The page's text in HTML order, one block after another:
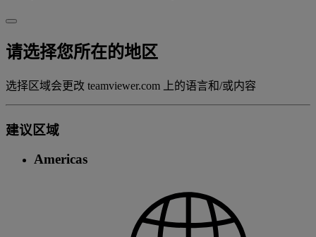
请选择您所在的地区
选择区域会更改 teamviewer.com 上的语言和/或内容
建议区域
Americas